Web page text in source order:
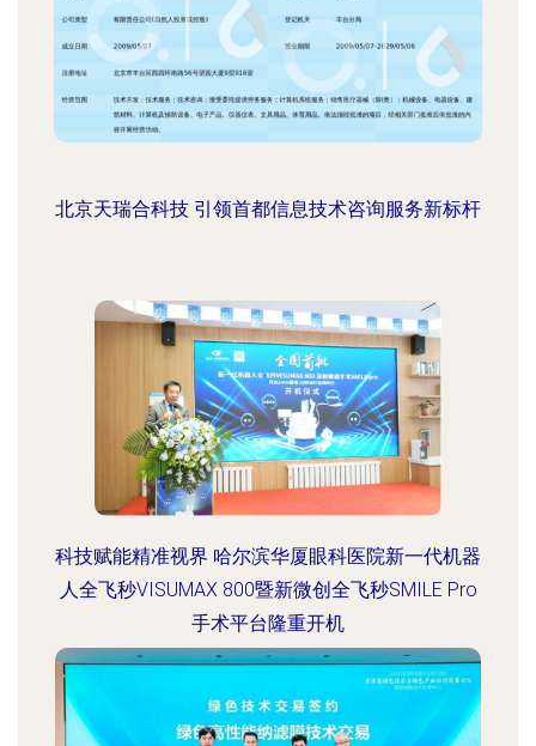
北京天瑞合科技 引领首都信息技术咨询服务新标杆
科技赋能精准视界 哈尔滨华厦眼科医院新一代机器
人全飞秒VISUMAX 800暨新微创全飞秒SMILE Pro
手术平台隆重开机